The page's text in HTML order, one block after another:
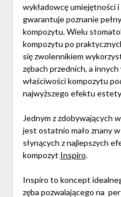
wykładowcę umiejętności
gwarantuje poznanie
kompozytu. Wielu
kompozytu po
się zwolennikiem
zębach przednich, a
właściwości kompozytu
najwyższego efektu
Jednym z zdobywających
jest ostatnio mało znany
słynących z najlepszych
kompozyt Inspiro.
Inspiro to koncept
zęba pozwalającego na